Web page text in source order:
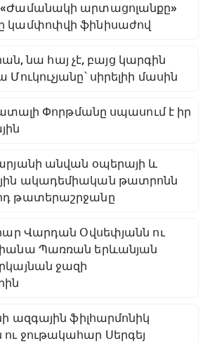
«Ժամանակի արտացոլանքը»
կամփոփվի ֆինիսաժով
նա հայ չէ, բայց կարգին
սիրելիի մասին
Փորթմանը սպասում է իր
անվան օպերայի և
ակադեմիական թատրոնն
թատերաշրջանը
Վարդան Օվսեփյանն ու
Պառռան երևանյան
ջազի
ազգային ֆիլհարմոնիկ
ջութակահար Սերգեյ